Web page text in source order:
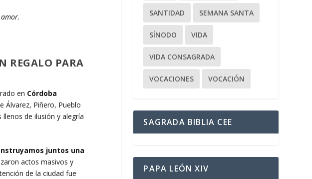
REGALO PARA
en Córdoba
Álvarez, Piñero, Pueblo
llenos de ilusión y alegría
juntos una
actos masivos y
de la ciudad fue
SANTIDAD SEMANA SANTA
SÍNODO VIDA
VIDA CONSAGRADA
VOCACIONES VOCACIÓN
SAGRADA BIBLIA CEE
PAPA LEÓN XIV